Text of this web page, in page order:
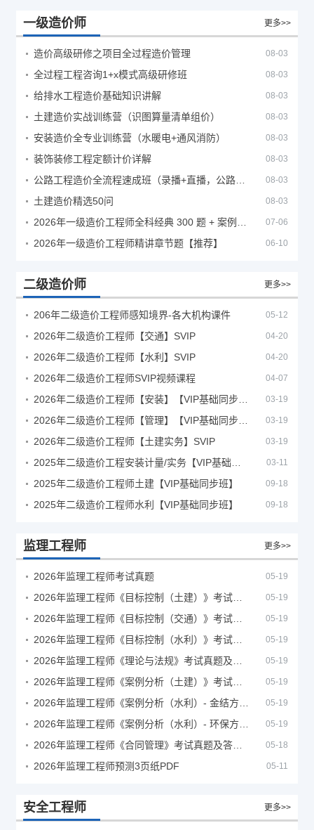
一级造价师 更多>>
造价高级研修之项目全过程造价管理 08-03
全过程工程咨询1+x模式高级研修班 08-03
给排水工程造价基础知识讲解 08-03
土建造价实战训练营（识图算量清单组价） 08-03
安装造价全专业训练营（水暖电+通风消防） 08-03
装饰装修工程定额计价详解 08-03
08-03
土建造价精选50问 08-03
07-06
2026年一级造价工程师精讲章节题【推荐】 06-10
二级造价师 更多>>
206年二级造价工程师感知境界-各大机构课件 05-12
2026年二级造价工程师【交通】SVIP 04-20
2026年二级造价工程师【水利】SVIP 04-20
2026年二级造价工程师SVIP视频课程 04-07
03-19
03-19
2026年二级造价工程师【土建实务】SVIP 03-19
03-11
2025年二级造价工程师土建【VIP基础同步班】 09-18
2025年二级造价工程师水利【VIP基础同步班】 09-18
监理工程师 更多>>
2026年监理工程师考试真题 05-19
05-19
05-19
05-19
05-19
05-19
05-19
05-19
05-18
2026年监理工程师预测3页纸PDF 05-11
安全工程师 更多>>